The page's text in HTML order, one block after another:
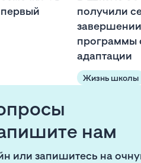
получили
программы
адаптации
Жизнь школы
нам
или запишитесь на